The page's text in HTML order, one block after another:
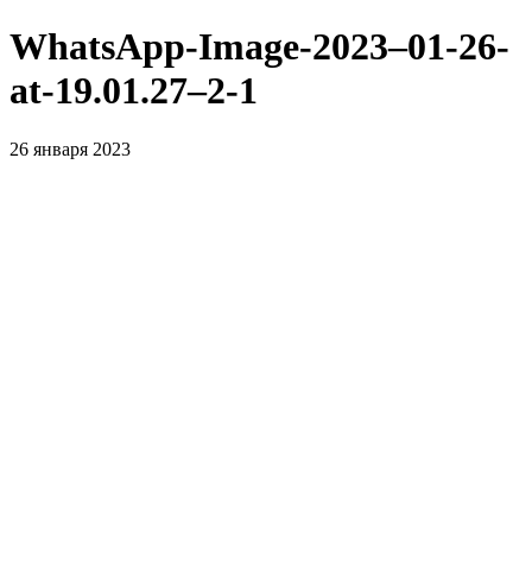
WhatsApp-Image-2023–01-26-
at-19.01.27–2‑1
26 января 2023